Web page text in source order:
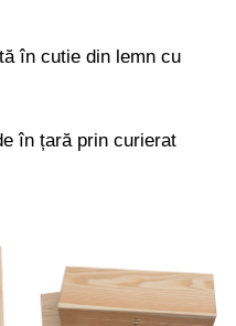
în cutie din lemn cu
în țară prin curierat